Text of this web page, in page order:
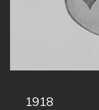
1918